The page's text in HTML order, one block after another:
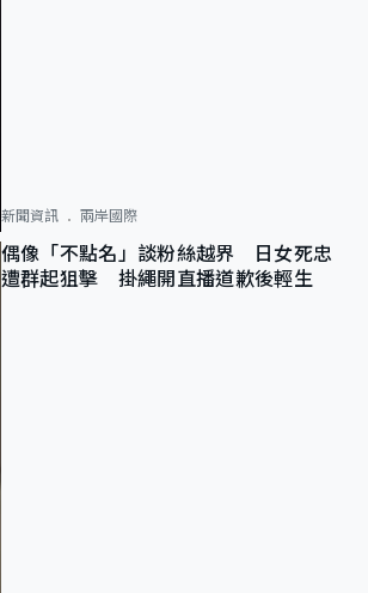
新聞資訊 兩岸國際
偶像「不點名」談粉絲越界 日女死忠
遭群起狙擊 掛繩開直播道歉後輕生